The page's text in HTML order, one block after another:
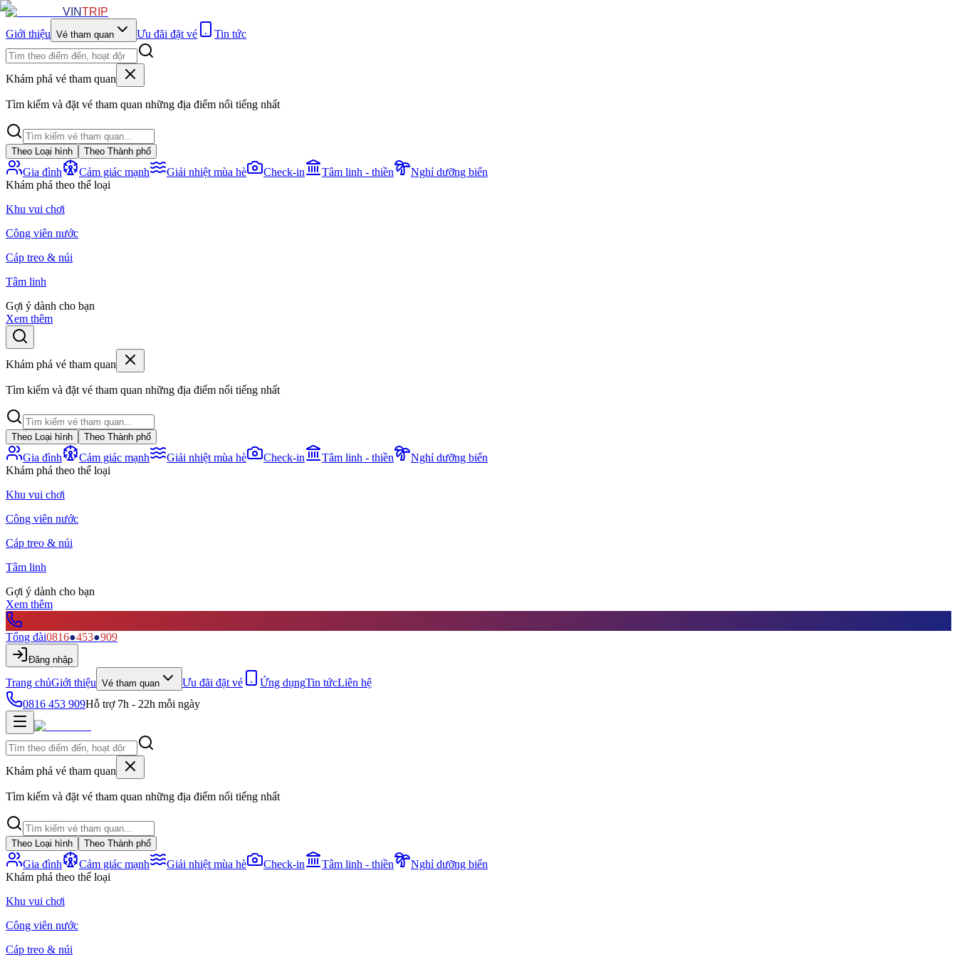
VINTRIP
Giới thiệu Vé tham quan Ưu đãi đặt vé Tin tức
Khám phá vé tham quan
Tìm kiếm và đặt vé tham quan những địa điểm nổi tiếng nhất
Theo Loại hình Theo Thành phố
Gia đình Cảm giác mạnh Giải nhiệt mùa hè Check-in Tâm linh - thiền
Nghỉ dưỡng biển
Khám phá theo thể loại
Khu vui chơi
Công viên nước
Cáp treo & núi
Tâm linh
Gợi ý dành cho bạn
Xem thêm
Khám phá vé tham quan
Tìm kiếm và đặt vé tham quan những địa điểm nổi tiếng nhất
Theo Loại hình Theo Thành phố
Gia đình Cảm giác mạnh Giải nhiệt mùa hè Check-in Tâm linh - thiền
Nghỉ dưỡng biển
Khám phá theo thể loại
Khu vui chơi
Công viên nước
Cáp treo & núi
Tâm linh
Gợi ý dành cho bạn
Xem thêm
Tổng đài0816●453●909
Đăng nhập
Trang chủGiới thiệu Vé tham quan Ưu đãi đặt vé Ứng dụngTin tứcLiên hệ
0816 453 909Hỗ trợ 7h - 22h mỗi ngày
Khám phá vé tham quan
Tìm kiếm và đặt vé tham quan những địa điểm nổi tiếng nhất
Theo Loại hình Theo Thành phố
Gia đình Cảm giác mạnh Giải nhiệt mùa hè Check-in Tâm linh - thiền
Nghỉ dưỡng biển
Khám phá theo thể loại
Khu vui chơi
Công viên nước
Cáp treo & núi